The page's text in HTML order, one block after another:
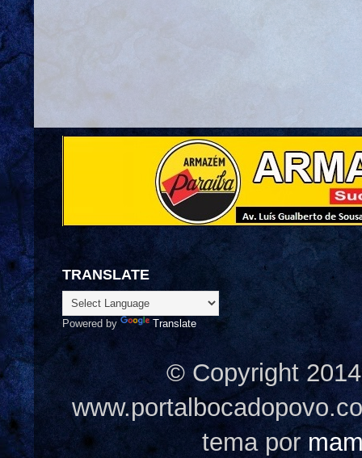
TRANSLATE
Powered by Translate
© Copyright
tema por